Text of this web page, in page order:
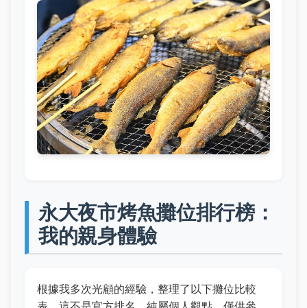
永大夜市烤魚攤位排行榜：
我的親身體驗
根據我多次光顧的經驗，整理了以下攤位比較